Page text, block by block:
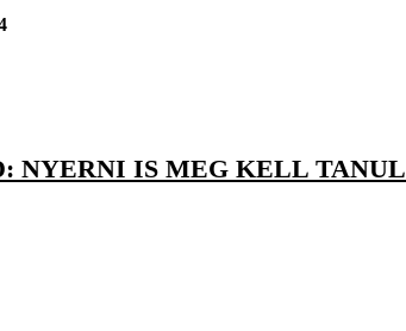
NYERNI IS MEG KELL